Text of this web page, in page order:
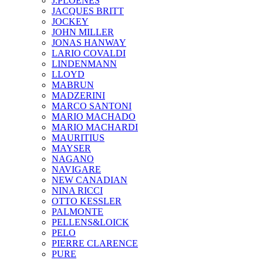
JAСQUES BRITT
JOCKEY
JOHN MILLER
JONAS HANWAY
LARIO COVALDI
LINDENMANN
LLOYD
MABRUN
MADZERINI
MARCO SANTONI
MARIO MACHADO
MARIO MACHARDI
MAURITIUS
MAYSER
NAGANO
NAVIGARE
NEW CANADIAN
NINA RICCI
OTTO KESSLER
PALMONTE
PELLENS&LOICK
PELO
PIERRE CLARENCE
PURE